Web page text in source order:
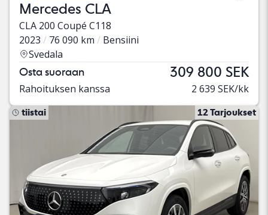
Mercedes CLA
CLA 200 Coupé C118
2023
76 090 km
Bensiini
Svedala
Osta suoraan 309 800 SEK
Rahoituksen kanssa 2 639 SEK/kk
tiistai 12 Tarjoukset